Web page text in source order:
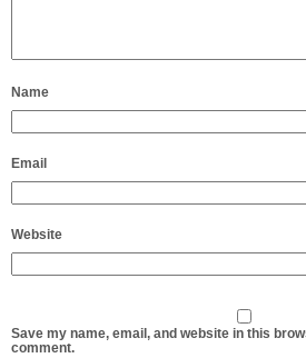
Name
Email
Website
Save my name, email, and website in this
comment.